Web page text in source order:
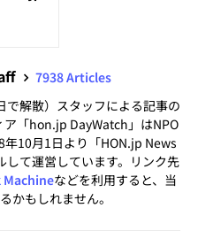
7938 Articles
解散）スタッフによる記事の
ア「hon.jp DayWatch」はNPO
10月1日より「HON.jp News
て運営しています。リンク先
Machineなどを利用すると、当
かもしれません。